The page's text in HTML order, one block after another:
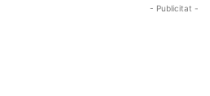
- Publicitat -